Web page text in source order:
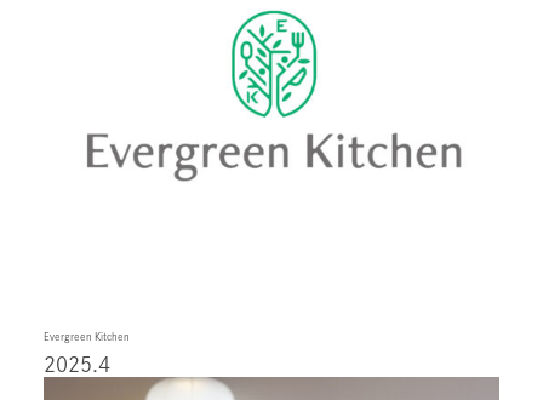
Evergreen Kitchen
2025.4